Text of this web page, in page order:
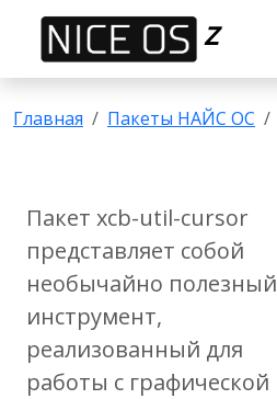
Z
Главная Пакеты НАЙС ОС
Пакет xcb-util-cursor
представляет собой
необычайно полезный
инструмент,
реализованный для
работы с графической